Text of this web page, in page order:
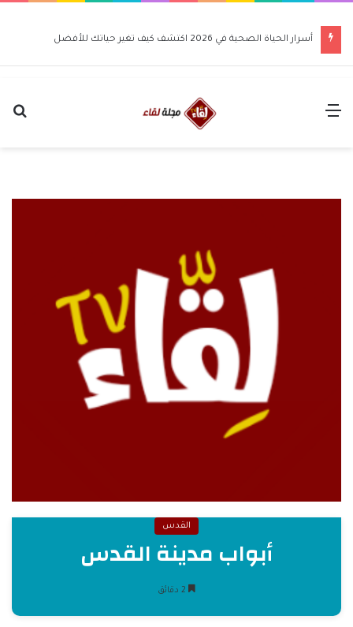
أسرار الحياة الصحية في 2026 اكتشف كيف تغير حياتك للأفضل
القائمة
القدس
أبواب مدينة القدس